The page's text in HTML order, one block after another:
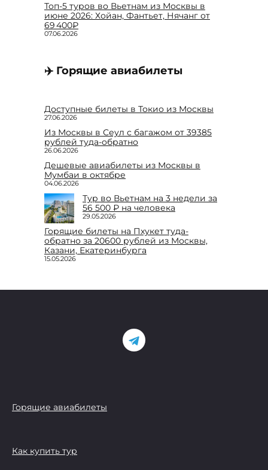
Топ-5 туров во Вьетнам из Москвы в
июне 2026: Хойан, Фантьет, Нячанг от
69 400₽
07.06.2026
✈️ Горящие авиабилеты
Доступные билеты в Токио из Москвы
27.06.2026
Из Москвы в Сеул с багажом от 39385
рублей туда-обратно
26.06.2026
Дешевые авиабилеты из Москвы в
Мумбаи в октябре
04.06.2026
Тур во Вьетнам на 3 недели за
56 500 ₽ на человека
29.05.2026
Горящие билеты на Пхукет туда-
обратно за 20600 рублей из Москвы,
Казани, Екатеринбурга
15.05.2026
Горящие авиабилеты
Как купить тур